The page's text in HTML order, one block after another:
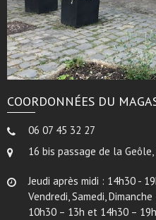
COORDONNÉES DU
06 07 45 32 27
16 bis passage de la
Jeudi après midi : 14h30 -
Vendredi, Samedi, Dimanche
10h30 – 13h et 14h30 – 19h